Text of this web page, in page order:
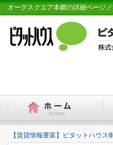
オークスクエア本郷の詳細ページ
【賃貸情報豊富】ピタットハウス